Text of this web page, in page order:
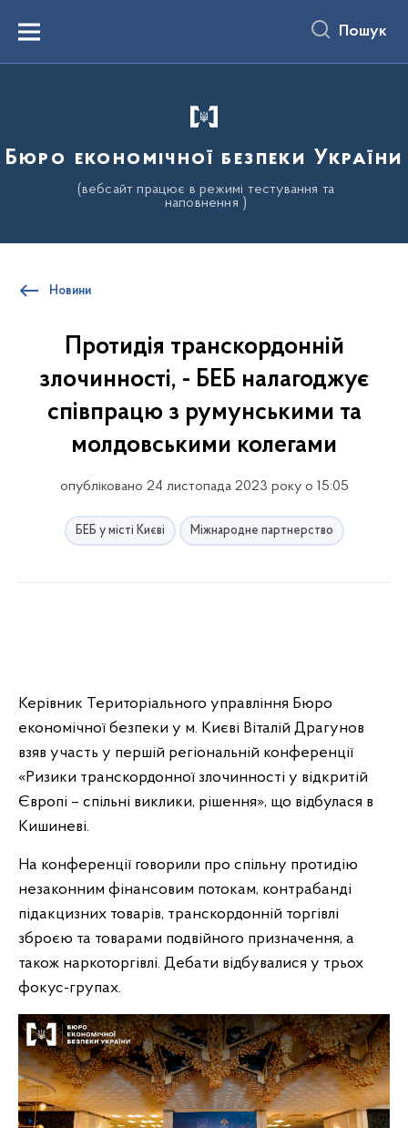
вмістуMenu Пошук
Бюро економічної безпеки України
(вебсайт працює в режимі тестування та
наповнення )
Новини
Протидія транскордонній
злочинності, - БЕБ налагоджує
співпрацю з румунськими та
молдовськими колегами
опубліковано 24 листопада 2023 року о 15:05
БЕБ у місті Києві Міжнародне партнерство
Керівник Територіального управління Бюро
економічної безпеки у м. Києві Віталій Драгунов
взяв участь у першій регіональній конференції
«Ризики транскордонної злочинності у відкритій
Європі – спільні виклики, рішення», що відбулася в
Кишиневі.
На конференції говорили про спільну протидію
незаконним фінансовим потокам, контрабанді
підакцизних товарів, транскордонній торгівлі
зброєю та товарами подвійного призначення, а
також наркоторгівлі. Дебати відбувалися у трьох
фокус-групах.